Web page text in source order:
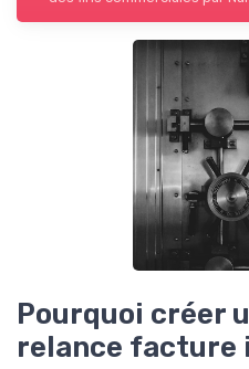
Pourquoi créer
relance facture